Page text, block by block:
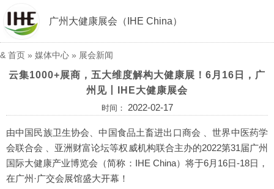
广州大健康展会（IHE China）
& 首页 » 媒体中心 » 展会新闻
云集1000+展商，五大维度解构大健康展！6月16日，广
州见丨IHE大健康展会
时间： 2022-02-17
由中国民族卫生协会、中国食品土畜进出口商会 、世界中医药学
会联合会 、亚洲财富论坛等权威机构联合主办的2022第31届广州
国际大健康产业博览会（简称：IHE China）将于6月16日-18日，
在广州·广交会展馆盛大开幕！